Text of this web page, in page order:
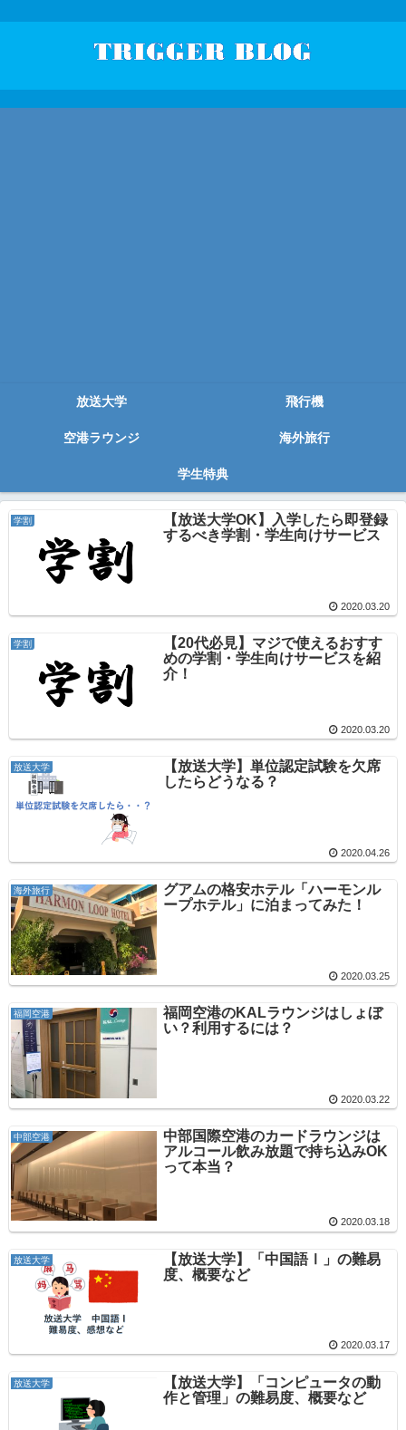
放送大学 飛行機
空港ラウンジ 海外旅行
学生特典
学割
【放送大学OK】入学したら即登録
するべき学割・学生向けサービス
2020.03.20
学割
【20代必見】マジで使えるおすす
めの学割・学生向けサービスを紹
介！
2020.03.20
放送大学
【放送大学】単位認定試験を欠席
したらどうなる？
2020.04.26
海外旅行
グアムの格安ホテル「ハーモンル
ープホテル」に泊まってみた！
2020.03.25
福岡空港
福岡空港のKALラウンジはしょぼ
い？利用するには？
2020.03.22
中部空港
中部国際空港のカードラウンジは
アルコール飲み放題で持ち込みOK
って本当？
2020.03.18
放送大学
【放送大学】「中国語Ⅰ」の難易
度、概要など
2020.03.17
放送大学
【放送大学】「コンピュータの動
作と管理」の難易度、概要など